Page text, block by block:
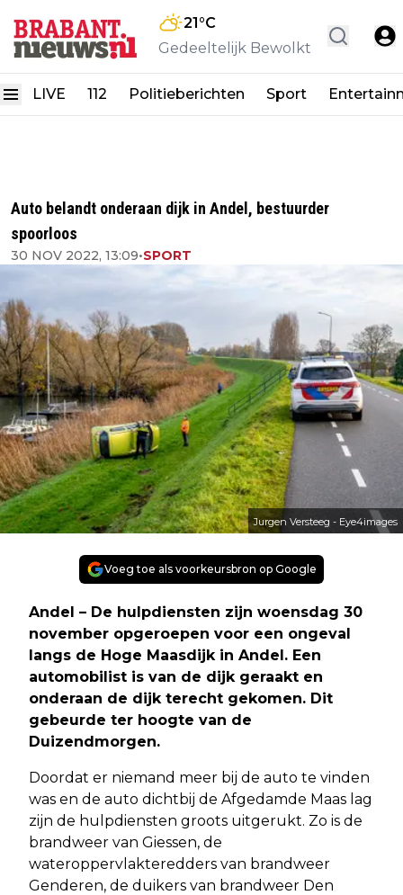
21 °C
Gedeeltelijk Bewolkt
LIVE 112 Politieberichten Sport
Auto belandt onderaan dijk in Andel, bestuurder
spoorloos
30 NOV 2022, 13:09•SPORT
Jurgen Versteeg - Eye4images
Voeg toe als voorkeursbron op Google
Andel – De hulpdiensten zijn woensdag 30
november opgeroepen voor een ongeval
langs de Hoge Maasdijk in Andel. Een
automobilist is van de dijk geraakt en
onderaan de dijk terecht gekomen. Dit
gebeurde ter hoogte van de
Duizendmorgen.
Doordat er niemand meer bij de auto te vinden
was en de auto dichtbij de Afgedamde Maas lag
zijn de hulpdiensten groots uitgerukt. Zo is de
brandweer van Giessen, de
wateroppervlakteredders van brandweer
Genderen, de duikers van brandweer Den